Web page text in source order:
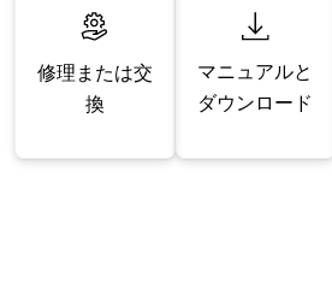
修理または交
換
マニュアルと
ダウンロード